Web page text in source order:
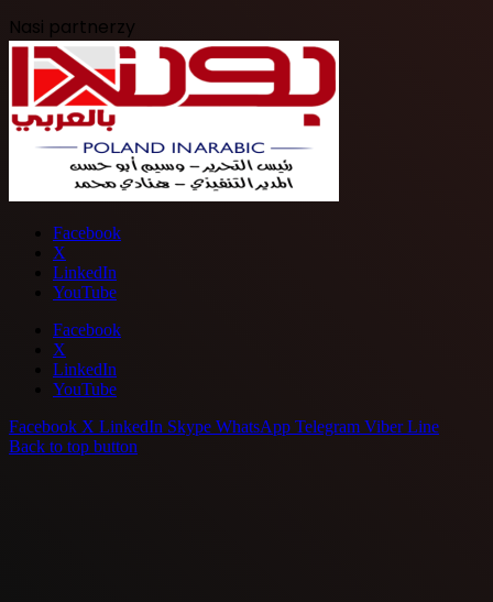
Nasi partnerzy
Facebook
X
LinkedIn
YouTube
Facebook
X
LinkedIn
YouTube
Facebook X LinkedIn Skype WhatsApp Telegram Viber Line
Back to top button